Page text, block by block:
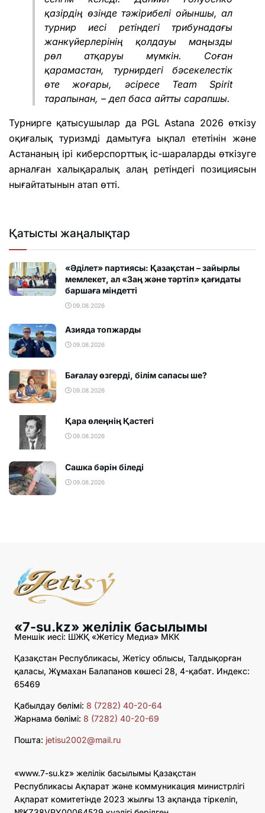
қазірдің өзінде тәжірибелі ойыншы, ал
турнир иесі ретіндегі трибунадағы
жанкүйерлерінің қолдауы маңызды
рөл атқаруы мүмкін. Соған
қарамастан, турнирдегі бәсекелестік
өте жоғары, әсіресе Team Spirit
тарапынан, – деп баса айтты сарапшы.
Турнирге қатысушылар да PGL Astana 2026 өткізу
оқиғалық туризмді дамытуға ықпал ететінін және
Астананың ірі киберспорттық іс-шараларды өткізуге
арналған халықаралық алаң ретіндегі позициясын
нығайтатынын атап өтті.
Қатысты жаңалықтар
«Әділет» партиясы: Қазақстан – зайырлы
мемлекет, ал «Заң және тәртіп» қағидаты
баршаға міндетті
09.08.2026
Азияда топжарды
09.08.2026
Бағалау өзгерді, білім сапасы ше?
09.08.2026
Қара өлеңнің Қастегі
09.08.2026
Сашка бәрін біледі
09.08.2026
«7-su.kz» желілік басылымы
Меншік иесі: ШЖҚ «Жетісу Медиа» МКК
Қазақстан Республикасы, Жетісу облысы, Талдықорған
қаласы, Жұмахан Балапанов көшесі 28, 4-қабат. Индекс:
65469
Қабылдау бөлімі: 8 (7282) 40-20-64
Жарнама бөлімі: 8 (7282) 40-20-69
Пошта: jetisu2002@mail.ru
«www.7-su.kz» желілік басылымы Қазақстан
Республикасы Ақпарат және коммуникация министрлігі
Ақпарат комитетінде 2023 жылғы 13 ақпанда тіркеліп,